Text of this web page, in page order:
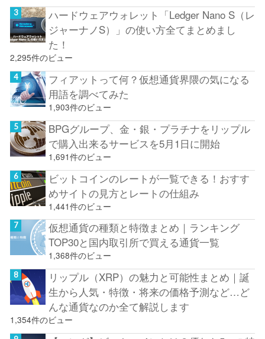
ハードウェアウォレット「Ledger Nano S（レ
ジャーナノS）」の使い方全てまとめまし
た！
2,295件のビュー
フィアットって何？仮想通貨界隈の気になる
用語を調べてみた
1,903件のビュー
BPGグループ、金・銀・プラチナをリップル
で購入出来るサービスを5月1日に開始
1,691件のビュー
ビットコインのレートが一覧できる！おすす
めサイトの見方とレートの仕組み
1,441件のビュー
仮想通貨の種類と特徴まとめ｜ランキング
TOP30と国内取引所で買える通貨一覧
1,368件のビュー
リップル（XRP）の魅力と可能性まとめ｜誕
生から人気・特徴・将来の価格予測など…ど
んな通貨なのか全て解説します
1,354件のビュー